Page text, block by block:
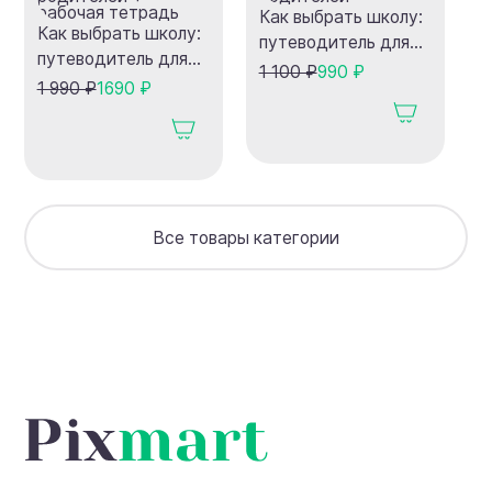
Как выбрать школу:
путеводитель для
родителей +
1 990 ₽1690 ₽
Как выбрать школу:
путеводитель для
родителей
1 100 ₽990 ₽
Все товары категории